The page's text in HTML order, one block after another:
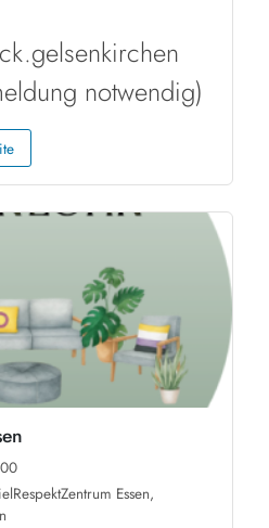
notwendig)
Essen,